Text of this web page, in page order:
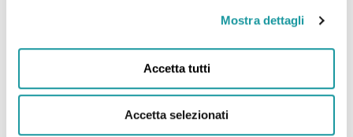
Mostra dettagli
Accetta tutti
Accetta selezionati
01.12.2022 – La Repubblica, L’alto gradimento
Ageop A fianco dei più fragili
L’articolo de La Repubblica dedicato a Ageop
Ricerca Odv presenta la Valutazione di impatto